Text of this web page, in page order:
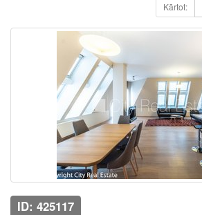
Kārtot:
ID: 425117